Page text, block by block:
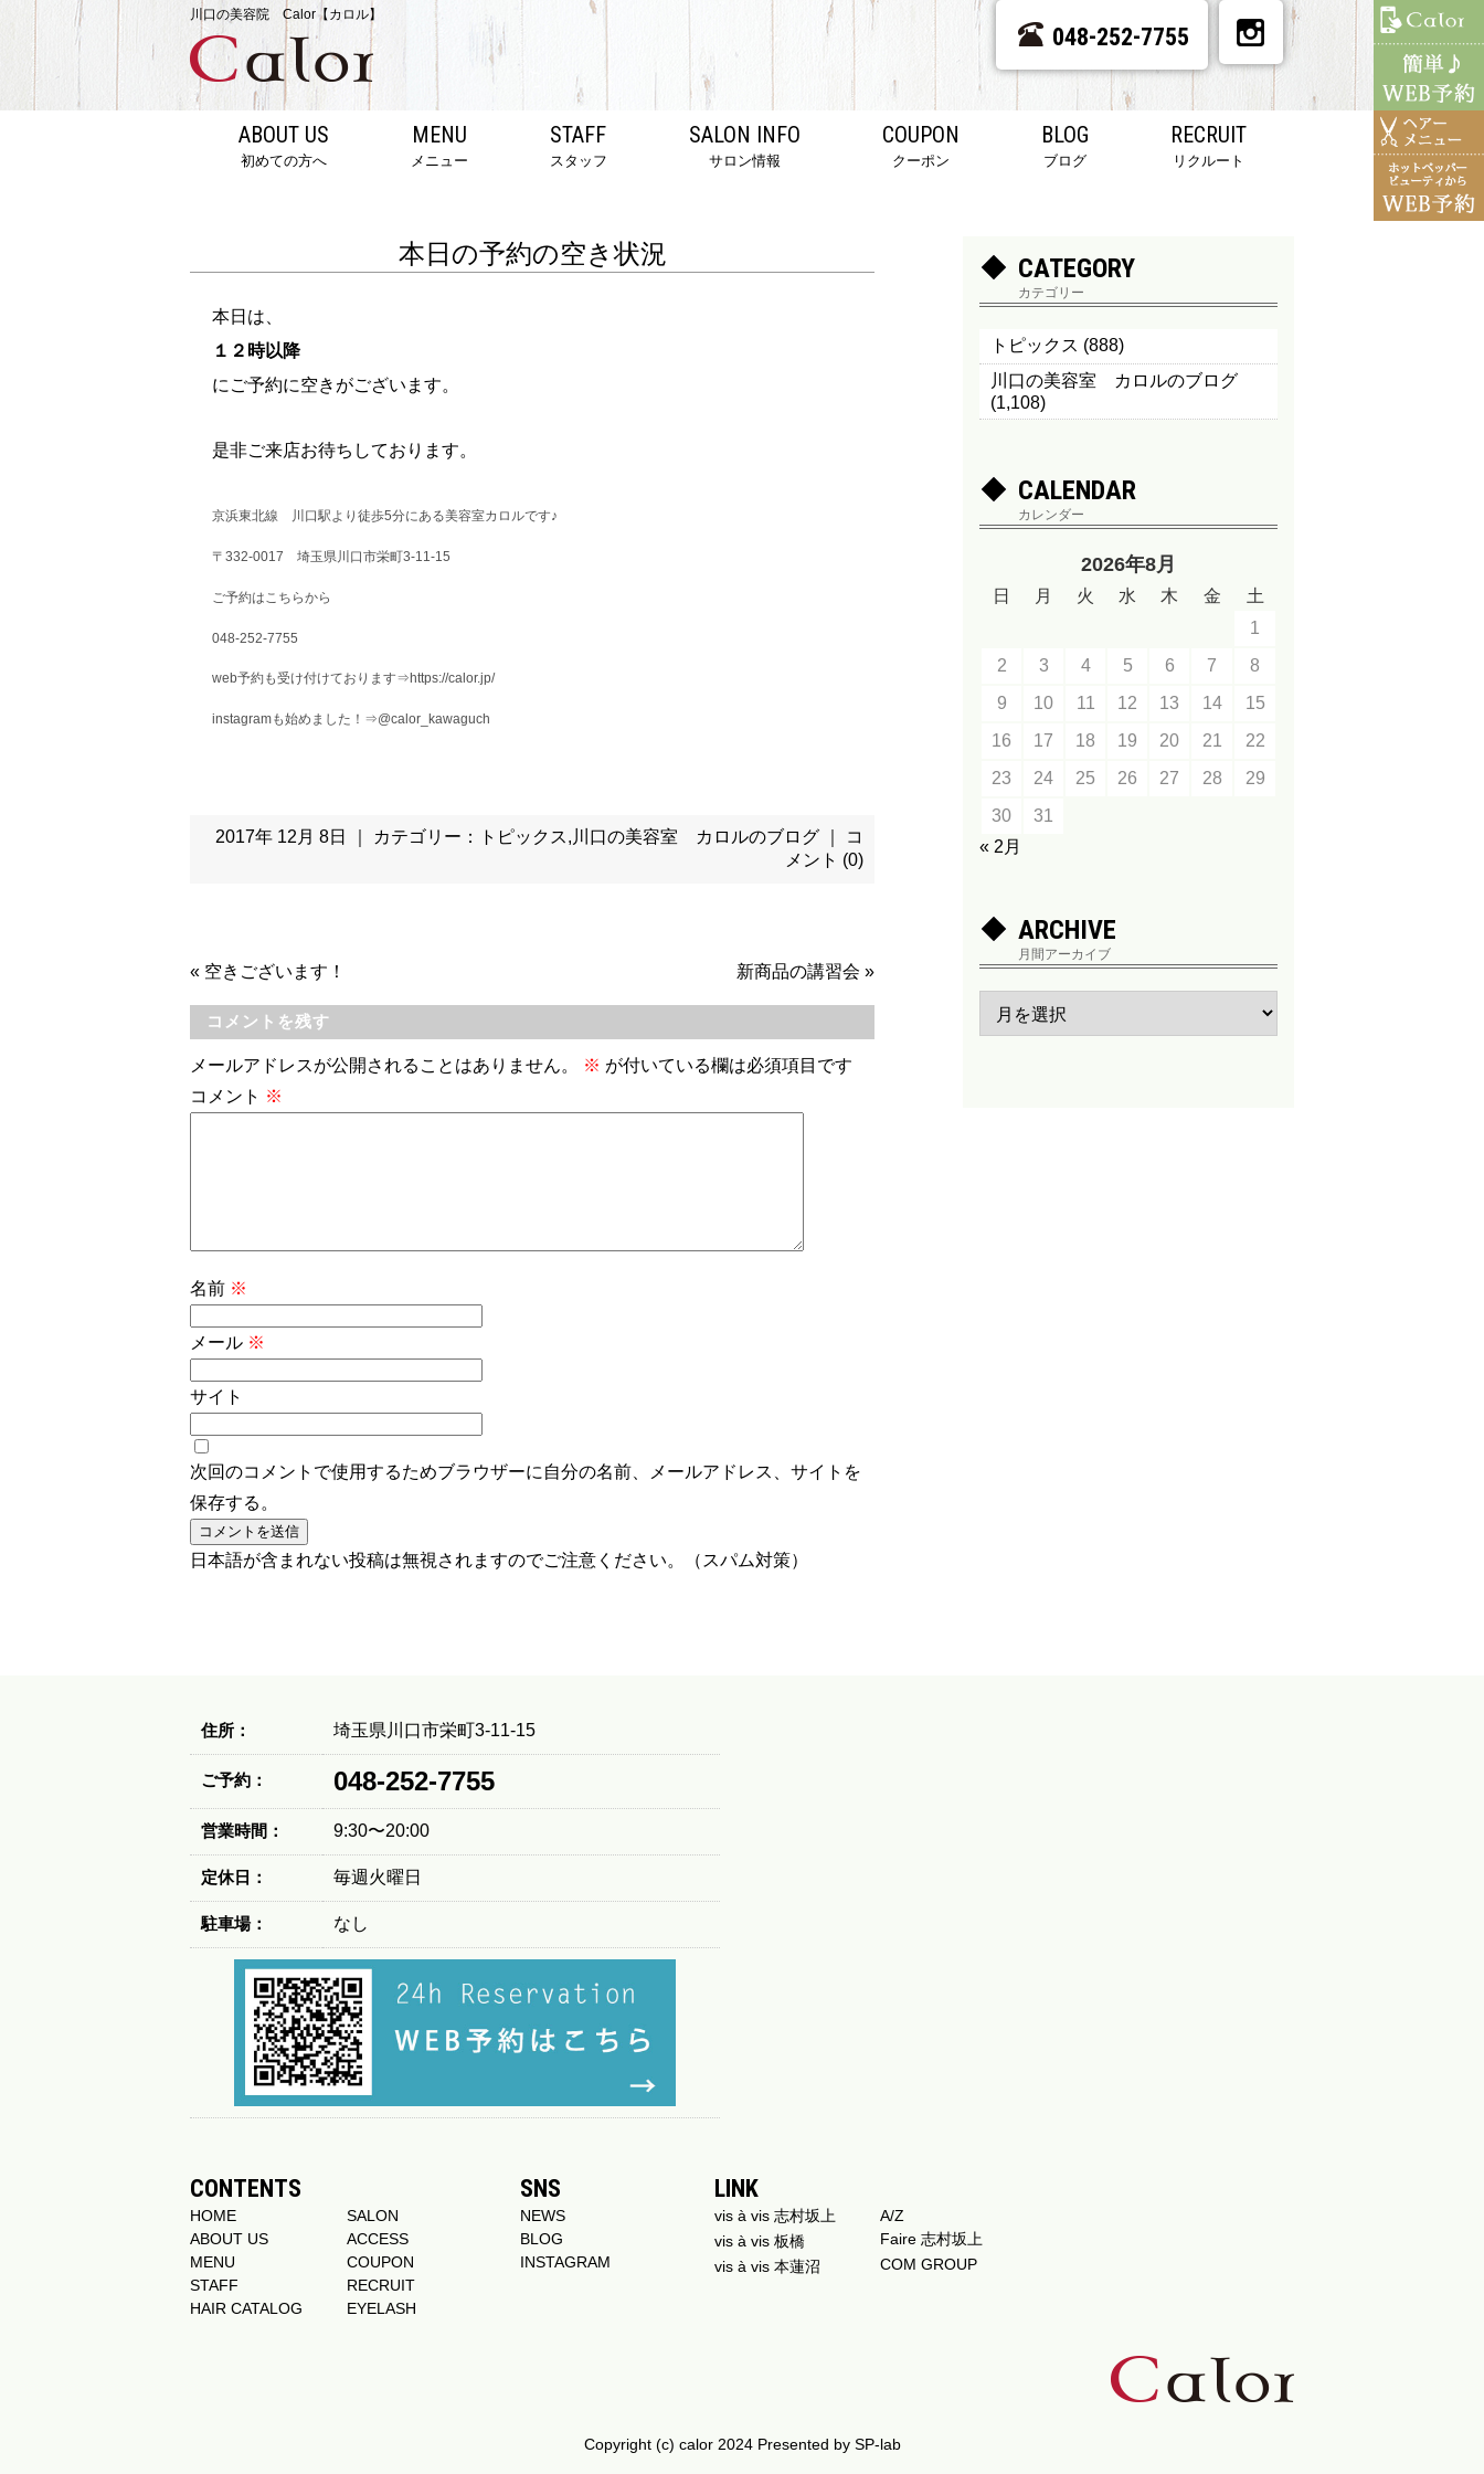
川口の美容院 Calor【カロル】
048-252-7755
ABOUT US
初めての方へ
MENU
メニュー
STAFF
スタッフ
SALON INFO
サロン情報
COUPON
クーポン
BLOG
ブログ
RECRUIT
リクルート
本日の予約の空き状況
本日は、
１２時以降
にご予約に空きがございます。
是非ご来店お待ちしております。
京浜東北線 川口駅より徒歩5分にある美容室カロルです♪
〒332-0017 埼玉県川口市栄町3-11-15
ご予約はこちらから
048-252-7755
web予約も受け付けております⇒https://calor.jp/
instagramも始めました！⇒@calor_kawaguch
2017年 12月 8日 ｜ カテゴリー： トピックス, 川口の美容室 カロルのブログ
コ
メント (0)
« 空きございます！ 新商品の講習会 »
コメントを残す
メールアドレスが公開されることはありません。 ※ が付いている欄は必須項目です
コメント ※
名前 ※
メール ※
サイト
次回のコメントで使用するためブラウザーに自分の名前、メールアドレス、サイトを
保存する。
日本語が含まれない投稿は無視されますのでご注意ください。（スパム対策）
CATEGORY
カテゴリー
トピックス (888)
川口の美容室 カロルのブログ
(1,108)
CALENDAR
カレンダー
2026年8月
日 月 火 水 木 金
土
1
2
3 4 5 6 7
8
9
10 11 12 13 14
15
16
17 18 19 20 21
22
23
24 25 26 27 28
29
30
31
« 2月
ARCHIVE
月間アーカイブ
住所： 埼玉県川口市栄町3-11-15
ご予約： 048-252-7755
営業時間： 9:30〜20:00
定休日： 毎週火曜日
駐車場： なし
CONTENTS
HOME
ABOUT US
MENU
STAFF
HAIR CATALOG
SALON
ACCESS
COUPON
RECRUIT
EYELASH
SNS
NEWS
BLOG
INSTAGRAM
LINK
vis à vis 志村坂上
vis à vis 板橋
vis à vis 本蓮沼
A/Z
Faire 志村坂上
COM GROUP
Copyright (c) calor 2024 Presented by SP-lab